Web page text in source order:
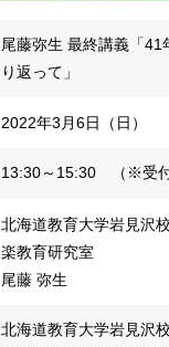
尾藤弥生 最終講義「41
り返って」
2022年3月6日（日）
13:30～15:30 （※受付
北海道教育大学岩見沢
楽教育研究室
尾藤 弥生
北海道教育大学岩見沢